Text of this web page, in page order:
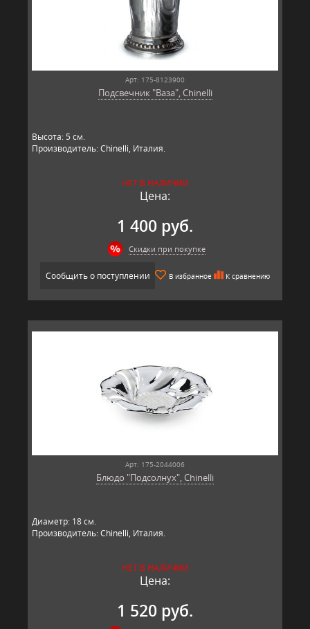
Арт: 175-8123900
Подсвечник "Ваза", Chinelli
Высота: 5 см.
Производитель: Chinelli, Италия.
НЕТ В НАЛИЧИИ
Цена:
1 400 руб.
Скидки при покупке
Сообщить о поступлении В избранное К сравнению
Арт: 175-2044006
Блюдо "Подсолнух", Chinelli
Диаметр: 18 см.
Производитель: Chinelli, Италия.
НЕТ В НАЛИЧИИ
Цена:
1 520 руб.